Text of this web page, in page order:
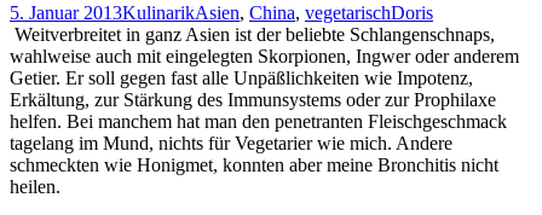
5. Januar 2013KulinarikAsien, China, vegetarischDoris
Weitverbreitet in ganz Asien ist der beliebte Schlangenschnaps,
wahlweise auch mit eingelegten Skorpionen, Ingwer oder anderem
Getier. Er soll gegen fast alle Unpäßlichkeiten wie Impotenz,
Erkältung, zur Stärkung des Immunsystems oder zur Prophilaxe
helfen. Bei manchem hat man den penetranten Fleischgeschmack
tagelang im Mund, nichts für Vegetarier wie mich. Andere
schmeckten wie Honigmet, konnten aber meine Bronchitis nicht
heilen.